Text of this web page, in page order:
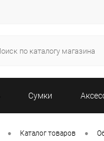
Сумки
• Каталог товаров •